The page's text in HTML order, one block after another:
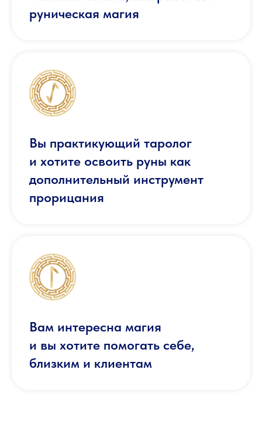
руническая магия
Вы практикующий таролог
и хотите освоить руны как
дополнительный инструмент
прорицания
Вам интересна магия
и вы хотите помогать себе,
близким и клиентам